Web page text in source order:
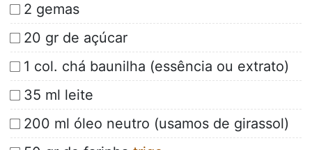
2 gemas
20 gr de açúcar
1 col. chá baunilha (essência ou extrato)
35 ml leite
200 ml óleo neutro (usamos de girassol)